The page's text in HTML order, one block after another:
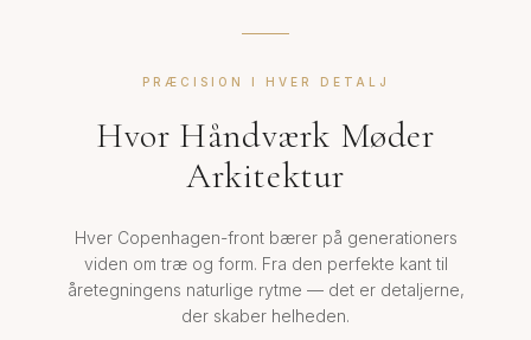
PRÆCISION I HVER DETALJ
Hvor Håndværk Møder
Arkitektur
Hver Copenhagen-front bærer på generationers
viden om træ og form. Fra den perfekte kant til
åretegningens naturlige rytme — det er detaljerne,
der skaber helheden.